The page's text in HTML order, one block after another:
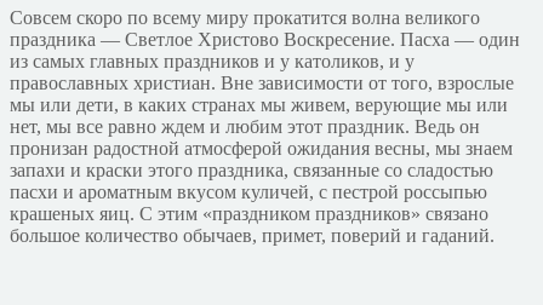
Совсем скоро по всему миру прокатится волна великого
праздника — Светлое Христово Воскресение. Пасха — один
из самых главных праздников и у католиков, и у
православных христиан. Вне зависимости от того, взрослые
мы или дети, в каких странах мы живем, верующие мы или
нет, мы все равно ждем и любим этот праздник. Ведь он
пронизан радостной атмосферой ожидания весны, мы знаем
запахи и краски этого праздника, связанные со сладостью
пасхи и ароматным вкусом куличей, с пестрой россыпью
крашеных яиц. С этим «праздником праздников» связано
большое количество обычаев, примет, поверий и гаданий.